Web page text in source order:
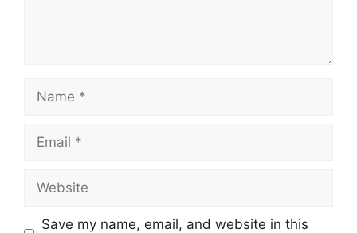
Save my name, email, and website in this